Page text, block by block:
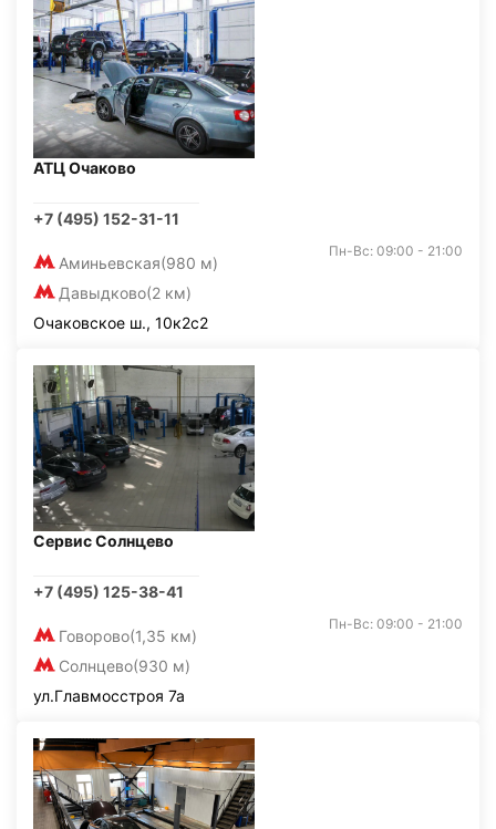
АТЦ Очаково
+7 (495) 152-31-11
Аминьевская(980 м)
Давыдково(2 км)
Пн-Вс: 09:00 - 21:00
Очаковское ш., 10к2с2
Сервис Солнцево
+7 (495) 125-38-41
Говорово(1,35 км)
Солнцево(930 м)
Пн-Вс: 09:00 - 21:00
ул.Главмосстроя 7а